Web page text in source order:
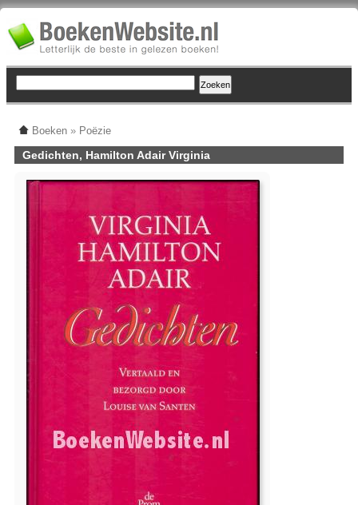
Boeken » Poëzie
Gedichten, Hamilton Adair Virginia